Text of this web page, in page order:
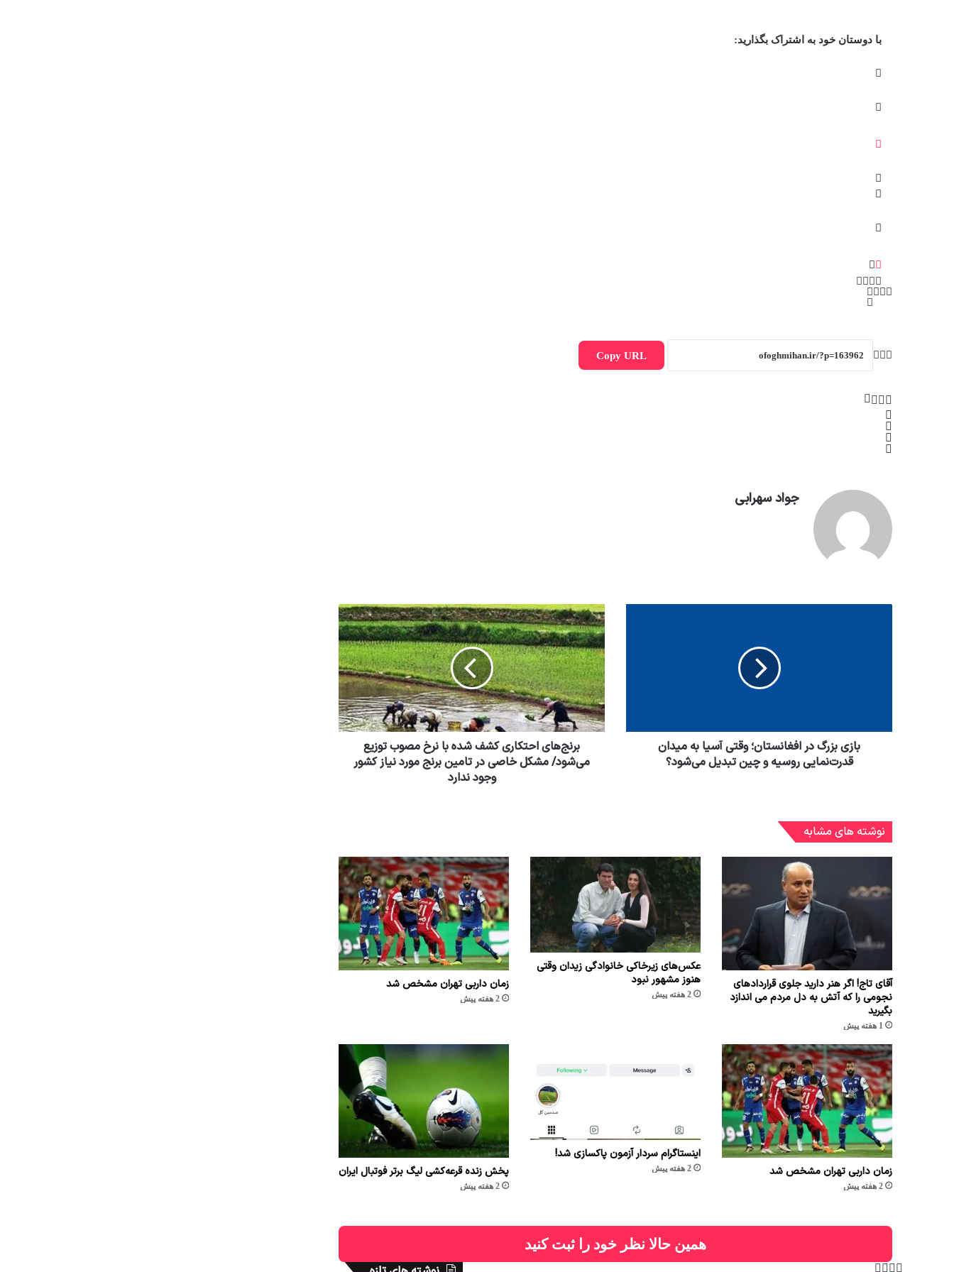
با دوستان خود به اشتراک بگذارید:
Copy URL
جواد سهرابی
بازی بزرگ در افغانستان؛ وقتی آسیا به میدان
قدرت‌نمایی روسیه و چین تبدیل می‌شود؟
برنج‌های احتکاری کشف شده با نرخ مصوب توزیع
می‌شود/ مشکل خاصی در تامین برنج مورد نیاز کشور
وجود ندارد
نوشته های مشابه
آقای تاج! اگر هنر دارید جلوی قراردادهای
نجومی را که آتش به دل مردم می اندازد
بگیرید
1 هفته پیش
عکس‌های زیرخاکی خانوادگی زیدان وقتی
هنوز مشهور نبود
2 هفته پیش
زمان داربی تهران مشخص شد
2 هفته پیش
زمان داربی تهران مشخص شد
2 هفته پیش
اینستاگرام سردار آزمون پاکسازی شد!
2 هفته پیش پخش زنده قرعه‌کشی لیگ برتر فوتبال ایران
2 هفته پیش
همین حالا نظر خود را ثبت کنید